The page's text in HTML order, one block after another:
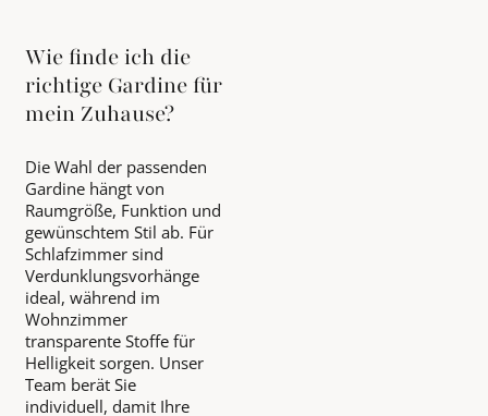
Wie finde ich die
richtige Gardine für
mein Zuhause?
Die Wahl der passenden
Gardine hängt von
Raumgröße, Funktion und
gewünschtem Stil ab. Für
Schlafzimmer sind
Verdunklungsvorhänge
ideal, während im
Wohnzimmer
transparente Stoffe für
Helligkeit sorgen. Unser
Team berät Sie
individuell, damit Ihre